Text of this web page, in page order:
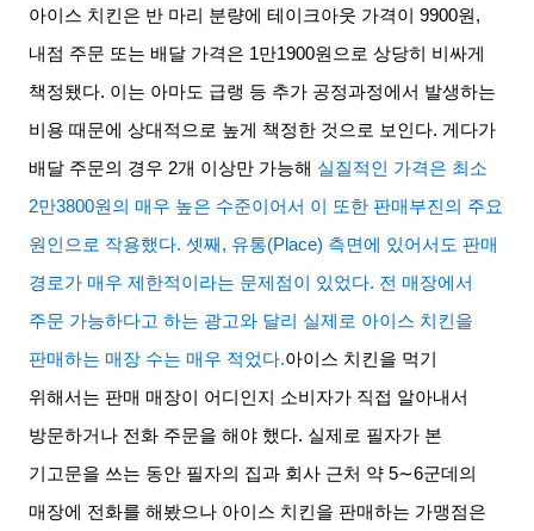
아이스 치킨은 반 마리 분량에 테이크아웃 가격이
9900원 ,
내점 주문 또는 배달 가격은 1만1900원으로 상당히 비싸게
책정됐다. 이는 아마도 급랭 등 추가 공정과정에서 발생하는
비용 때문에 상대적으로 높게 책정한 것으로 보인다. 게다가
배달 주문의 경우 2개 이상만 가능해 실질적인 가격은 최소
2만3800원의 매우 높은 수준이어서 이 또한 판매부진의 주요
원인으로 작용했다.셋째 , 유통(Place) 측면에 있어서도 판매
경로가 매우 제한적이라는 문제점이 있었다. 전 매장에서
주문 가능하다고 하는 광고와 달리 실제로 아이스 치킨을
판매하는 매장 수는 매우 적었다.아이스 치킨을 먹기
위해서는 판매 매장이 어디인지 소비자가 직접 알아내서
방문하거나 전화 주문을 해야 했다. 실제로 필자가 본
기고문을 쓰는 동안 필자의 집과 회사 근처 약 5∼6군데의
매장에 전화를 해봤으나 아이스 치킨을 판매하는 가맹점은